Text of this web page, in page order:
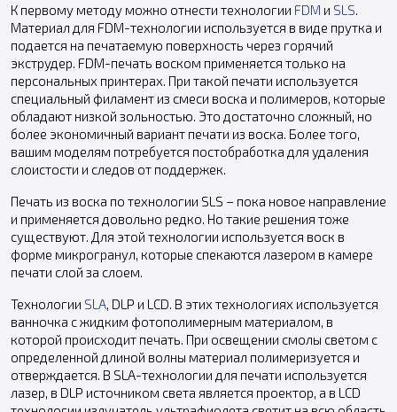
К первому методу можно отнести технологии FDM и SLS
Материал для FDM-технологии используется в виде прутка и
подается на печатаемую поверхность через горячий
экструдер. FDM-печать воском применяется только на
персональных принтерах. При такой печати используется
специальный филамент из смеси воска и полимеров, которые
обладают низкой зольностью. Это достаточно сложный, но
более экономичный вариант печати из воска. Более того,
вашим моделям потребуется постобработка для удаления
слоистости и следов от поддержек.
Печать из воска по технологии SLS – пока новое направление
и применяется довольно редко. Но такие решения тоже
существуют. Для этой технологии используется воск в
форме микрогранул, которые спекаются лазером в камере
печати слой за слоем.
Технологии SLA , DLP и LCD. В этих технологиях используется
ванночка с жидким фотополимерным материалом, в
которой происходит печать. При освещении смолы светом с
определенной длиной волны материал полимеризуется и
отверждается. В SLA-технологии для печати используется
лазер, в DLP источником света является проектор, а в LCD